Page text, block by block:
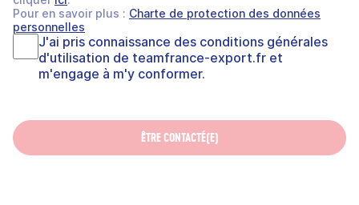
Pour en savoir plus : Charte de protection des données
personnelles
J'ai pris connaissance des conditions générales
d'utilisation de teamfrance-export.fr et
m'engage à m'y conformer.
ÊTRE CONTACTÉ(E)